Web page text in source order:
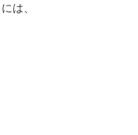
は、